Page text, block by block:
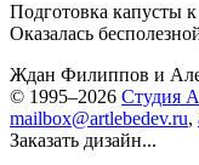
Подготовка капусты
Оказалась
Ждан Филиппов и
© 1995–2026 Студия
mailbox@artlebedev.ru,
Заказать дизайн...